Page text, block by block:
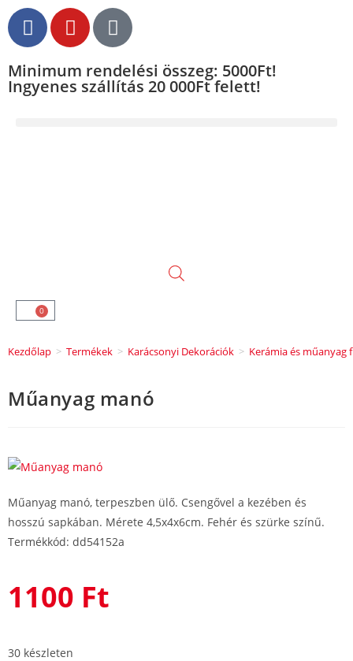
Minimum rendelési összeg: 5000Ft!
Ingyenes szállítás 20 000Ft felett!
0
Kezdőlap > Termékek > Karácsonyi Dekorációk > Kerámia és műanyag
Műanyag manó
Műanyag manó, terpeszben ülő. Csengővel a kezében és
hosszú sapkában. Mérete 4,5x4x6cm. Fehér és szürke színű.
Termékkód: dd54152a
1100 Ft
30 készleten